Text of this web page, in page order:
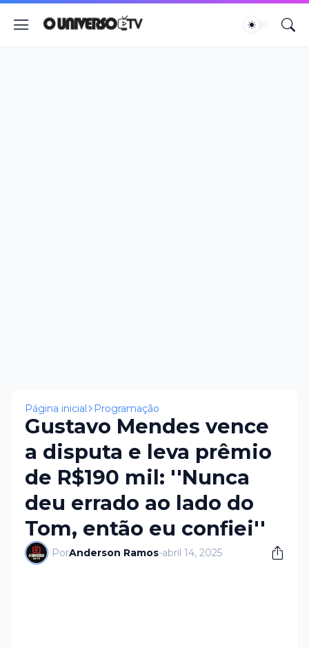
Página inicial Programação
Gustavo Mendes vence
a disputa e leva prêmio
de R$190 mil: ''Nunca
deu errado ao lado do
Tom, então eu confiei''
PorAnderson Ramos-abril 14, 2025